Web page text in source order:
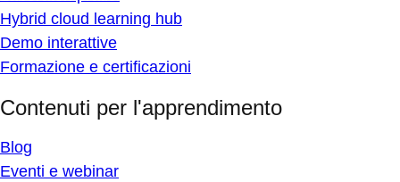
Hybrid cloud learning hub
Demo interattive
Formazione e certificazioni
Contenuti per l'apprendimento
Blog
Eventi e webinar